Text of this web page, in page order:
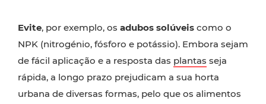
Evite, por exemplo, os adubos solúveis como o
NPK (nitrogénio, fósforo e potássio). Embora sejam
de fácil aplicação e a resposta das plantas seja
rápida, a longo prazo prejudicam a sua horta
urbana de diversas formas, pelo que os alimentos